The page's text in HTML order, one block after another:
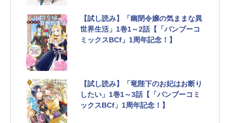
【試し読み】「幽閉令嬢の気ままな異
世界生活」1巻1～2話【「バンブーコ
ミックスBCf」1周年記念！】
【試し読み】「竜陛下のお妃はお断り
したい」1巻1～3話【「バンブーコミ
ックスBCf」1周年記念！】